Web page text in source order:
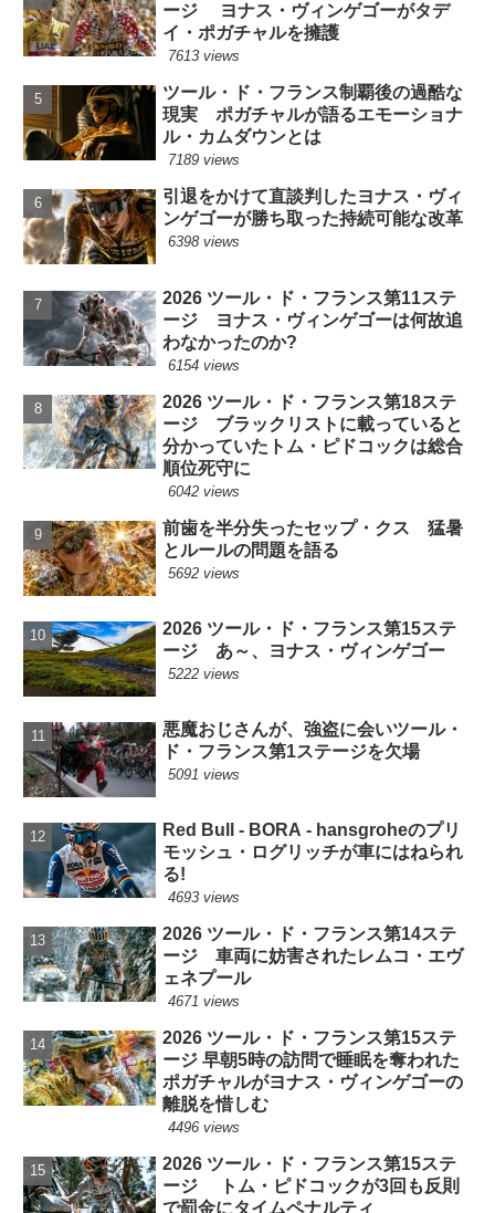
ージ ヨナス・ヴィンゲゴーがタデ
イ・ポガチャルを擁護
7613 views
ツール・ド・フランス制覇後の過酷な
現実 ポガチャルが語るエモーショナ
ル・カムダウンとは
7189 views
引退をかけて直談判したヨナス・ヴィ
ンゲゴーが勝ち取った持続可能な改革
6398 views
2026 ツール・ド・フランス第11ステ
ージ ヨナス・ヴィンゲゴーは何故追
わなかったのか?
6154 views
2026 ツール・ド・フランス第18ステ
ージ ブラックリストに載っていると
分かっていたトム・ピドコックは総合
順位死守に
6042 views
前歯を半分失ったセップ・クス 猛暑
とルールの問題を語る
5692 views
2026 ツール・ド・フランス第15ステ
ージ あ～、ヨナス・ヴィンゲゴー
5222 views
悪魔おじさんが、強盗に会いツール・
ド・フランス第1ステージを欠場
5091 views
Red Bull - BORA - hansgroheのプリ
モッシュ・ログリッチが車にはねられ
る!
4693 views
2026 ツール・ド・フランス第14ステ
ージ 車両に妨害されたレムコ・エヴ
ェネプール
4671 views
2026 ツール・ド・フランス第15ステ
ージ 早朝5時の訪問で睡眠を奪われた
ポガチャルがヨナス・ヴィンゲゴーの
離脱を惜しむ
4496 views
2026 ツール・ド・フランス第15ステ
ージ トム・ピドコックが3回も反則
で罰金にタイムペナルティ